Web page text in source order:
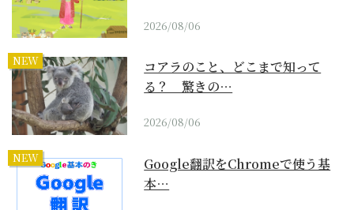
2026/08/06
NEW
コアラのこと、どこまで知って
る？ 驚きの…
2026/08/06
NEW
Google翻訳をChromeで使う基
本…